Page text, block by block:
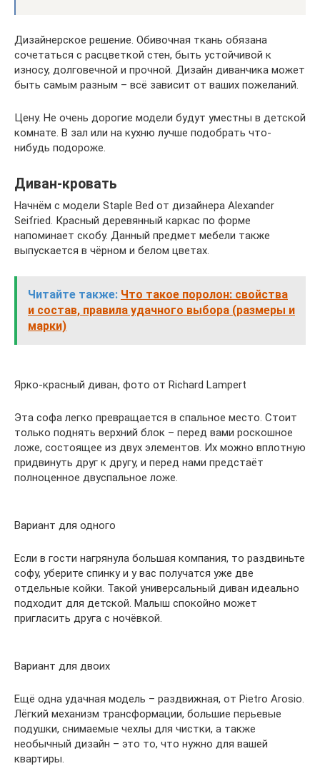
Дизайнерское решение. Обивочная ткань обязана
сочетаться с расцветкой стен, быть устойчивой к
износу, долговечной и прочной. Дизайн диванчика может
быть самым разным – всё зависит от ваших пожеланий.
Цену. Не очень дорогие модели будут уместны в детской
комнате. В зал или на кухню лучше подобрать что-
нибудь подороже.
Диван-кровать
Начнём с модели Staple Bed от дизайнера Alexander
Seifried. Красный деревянный каркас по форме
напоминает скобу. Данный предмет мебели также
выпускается в чёрном и белом цветах.
Читайте также: Что такое поролон: свойства
и состав, правила удачного выбора (размеры и
марки)
Ярко-красный диван, фото от Richard Lampert
Эта софа легко превращается в спальное место. Стоит
только поднять верхний блок – перед вами роскошное
ложе, состоящее из двух элементов. Их можно вплотную
придвинуть друг к другу, и перед нами предстаёт
полноценное двуспальное ложе.
Вариант для одного
Если в гости нагрянула большая компания, то раздвиньте
софу, уберите спинку и у вас получатся уже две
отдельные койки. Такой универсальный диван идеально
подходит для детской. Малыш спокойно может
пригласить друга с ночёвкой.
Вариант для двоих
Ещё одна удачная модель – раздвижная, от Pietro Arosio.
Лёгкий механизм трансформации, большие перьевые
подушки, снимаемые чехлы для чистки, а также
необычный дизайн – это то, что нужно для вашей
квартиры.